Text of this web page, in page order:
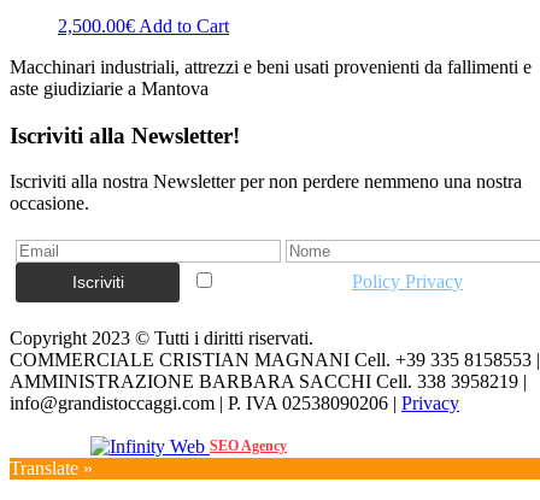
2,500.00€ Add to Cart
Macchinari industriali, attrezzi e beni usati provenienti da fallimenti e
aste giudiziarie a Mantova
Iscriviti alla Newsletter!
Iscriviti alla nostra Newsletter per non perdere nemmeno una nostra
occasione.
Policy Privacy
Copyright 2023 © Tutti i diritti riservati.
COMMERCIALE CRISTIAN MAGNANI Cell. +39 335 8158553 |
AMMINISTRAZIONE BARBARA SACCHI Cell. 338 3958219 |
info@grandistoccaggi.com | P. IVA 02538090206 | Privacy
SEO Agency
Translate »